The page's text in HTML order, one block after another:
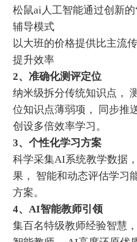
松鼠ai人工智能通过创新
辅导模式
以大班的价格提供比主流
提升效率
2、准确化测评定位
纳米级拆分传统知识点，
位知识点薄弱项， 同步推
创设多倍效率学习。
3、个性化学习方案
科学采集AI系统教学数据
果， 智能和动态评估学习
方案。
4、AI智能教师引领
集百名特级教师经验智慧